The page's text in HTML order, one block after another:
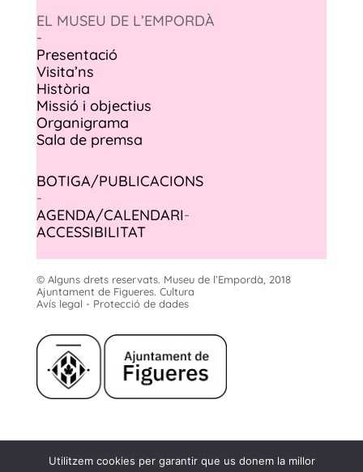
EL MUSEU DE L’EMPORDÀ
-
Presentació
Visita’ns
Història
Missió i objectius
Organigrama
Sala de premsa
BOTIGA/PUBLICACIONS
-
AGENDA/CALENDARI-
ACCESSIBILITAT
© Alguns drets reservats. Museu de l’Empordà, 2018
Ajuntament de Figueres. Cultura
Avís legal - Protecció de dades
Museu de l'Empordà
Utilitzem cookies per garantir que us donem la millor